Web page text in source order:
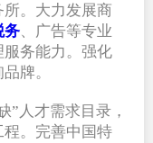
。大力发展商
务、广告等专业
务能力。强化
牌。
”人才需求目录，
。完善中国特